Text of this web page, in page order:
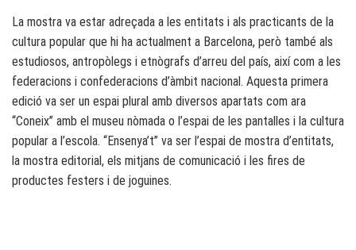
La mostra va estar adreçada a les entitats i als practicants de la
cultura popular que hi ha actualment a Barcelona, però també als
estudiosos, antropòlegs i etnògrafs d’arreu del país, així com a les
federacions i confederacions d’àmbit nacional. Aquesta primera
edició va ser un espai plural amb diversos apartats com ara
“Coneix” amb el museu nòmada o l’espai de les pantalles i la cultura
popular a l’escola. “Ensenya’t” va ser l’espai de mostra d’entitats,
la mostra editorial, els mitjans de comunicació i les fires de
productes festers i de joguines.